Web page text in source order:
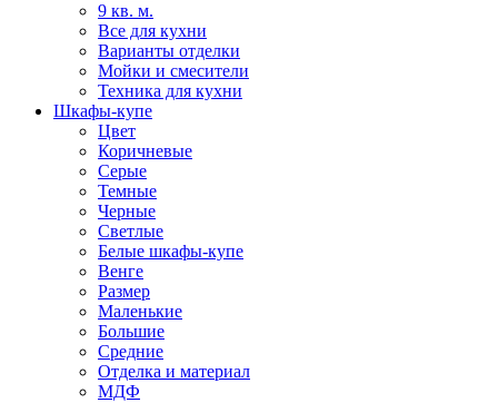
9 кв. м.
Все для кухни
Варианты отделки
Мойки и смесители
Техника для кухни
Шкафы-купе
Цвет
Коричневые
Серые
Темные
Черные
Светлые
Белые шкафы-купе
Венге
Размер
Маленькие
Большие
Средние
Отделка и материал
МДФ